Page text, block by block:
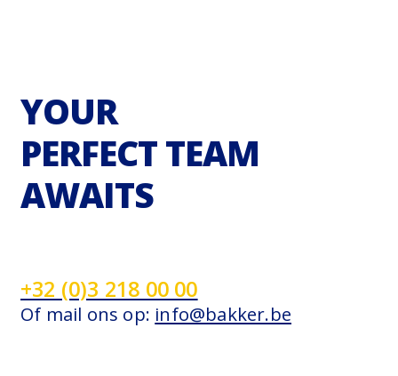
YOUR
PERFECT TEAM
AWAITS
+32 (0)3 218 00 00
Of mail ons op: info@bakker.be